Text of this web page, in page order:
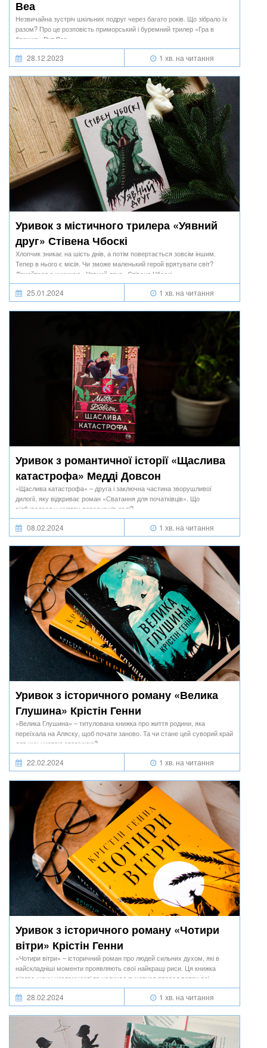
Веа
Незвичайна зустріч шкільних подруг через багато років. Що зібрало їх
разом? Про це розповість приморський і буремний трилер «Гра в
брехню» Рут Веа.
28.12.2023 1 хв. на читання
Уривок з містичного трилера «Уявний
друг» Стівена Чбоскі
Хлопчик зникає на шість днів, а потім повертається зовсім іншим.
Тепер в нього є місія. Чи зможе маленький герой врятувати світ?
Дізнайтеся з книжкою «Уявний друг» Стівена Чбоскі.
25.01.2024 1 хв. на читання
Уривок з романтичної історії «Щаслива
катастрофа» Медді Довсон
«Щаслива катастрофа» – друга і заключна частина зворушливої
дилогії, яку відкриває роман «Сватання для початківців». Що
відбувалося у життях персонажів далі?
08.02.2024 1 хв. на читання
Уривок з історичного роману «Велика
Глушина» Крістін Генни
«Велика Глушина» – титулована книжка про життя родини, яка
переїхала на Аляску, щоб почати заново. Та чи стане цей суворий край
для них чистою сторінкою?
22.02.2024 1 хв. на читання
Уривок з історичного роману «Чотири
вітри» Крістін Генни
«Чотири вітри» – історичний роман про людей сильних духом, які в
найскладніші моменти проявляють свої найкращі риси. Ця книжка
віддає шану незламності та надихає рухатися вперед попри всі
перешкоди.
28.02.2024 1 хв. на читання